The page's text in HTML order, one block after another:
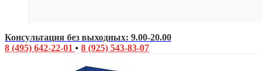
Консультация без выходных: 9.00-20.00
8 (495) 642-22-01 • 8 (925) 543-83-07